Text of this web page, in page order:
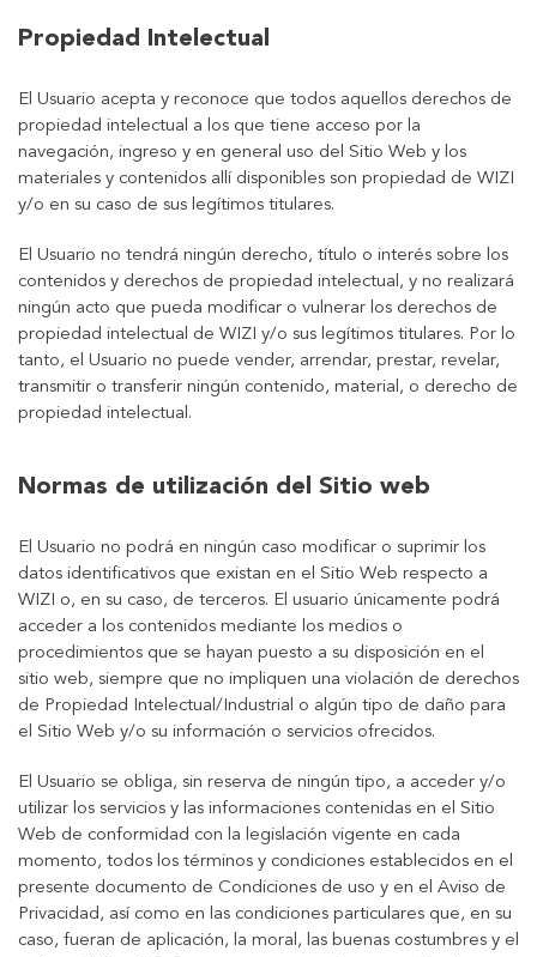
Propiedad Intelectual
El Usuario acepta y reconoce que todos aquellos derechos de
propiedad intelectual a los que tiene acceso por la
navegación, ingreso y en general uso del Sitio Web y los
materiales y contenidos allí disponibles son propiedad de WIZI
y/o en su caso de sus legítimos titulares.
El Usuario no tendrá ningún derecho, título o interés sobre los
contenidos y derechos de propiedad intelectual, y no realizará
ningún acto que pueda modificar o vulnerar los derechos de
propiedad intelectual de WIZI y/o sus legítimos titulares. Por lo
tanto, el Usuario no puede vender, arrendar, prestar, revelar,
transmitir o transferir ningún contenido, material, o derecho de
propiedad intelectual.
Normas de utilización del Sitio web
El Usuario no podrá en ningún caso modificar o suprimir los
datos identificativos que existan en el Sitio Web respecto a
WIZI o, en su caso, de terceros. El usuario únicamente podrá
acceder a los contenidos mediante los medios o
procedimientos que se hayan puesto a su disposición en el
sitio web, siempre que no impliquen una violación de derechos
de Propiedad Intelectual/Industrial o algún tipo de daño para
el Sitio Web y/o su información o servicios ofrecidos.
El Usuario se obliga, sin reserva de ningún tipo, a acceder y/o
utilizar los servicios y las informaciones contenidas en el Sitio
Web de conformidad con la legislación vigente en cada
momento, todos los términos y condiciones establecidos en el
presente documento de Condiciones de uso y en el Aviso de
Privacidad, así como en las condiciones particulares que, en su
caso, fueran de aplicación, la moral, las buenas costumbres y el